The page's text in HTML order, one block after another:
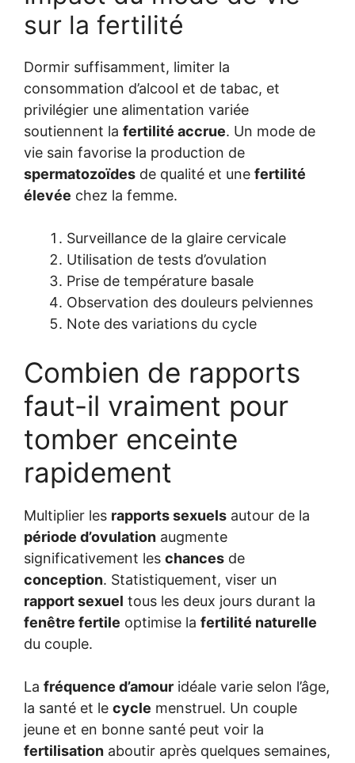
sur la fertilité
Dormir suffisamment, limiter la
consommation d’alcool et de tabac, et
privilégier une alimentation variée
soutiennent la fertilité accrue. Un mode de
vie sain favorise la production de
spermatozoïdes de qualité et une fertilité
élevée chez la femme.
Surveillance de la glaire cervicale
Utilisation de tests d’ovulation
Prise de température basale
Observation des douleurs pelviennes
Note des variations du cycle
Combien de rapports
faut-il vraiment pour
tomber enceinte
rapidement
Multiplier les rapports sexuels autour de la
période d’ovulation augmente
significativement les chances de
conception. Statistiquement, viser un
rapport sexuel tous les deux jours durant la
fenêtre fertile optimise la fertilité naturelle
du couple.
La fréquence d’amour idéale varie selon l’âge,
la santé et le cycle menstruel. Un couple
jeune et en bonne santé peut voir la
fertilisation aboutir après quelques semaines,